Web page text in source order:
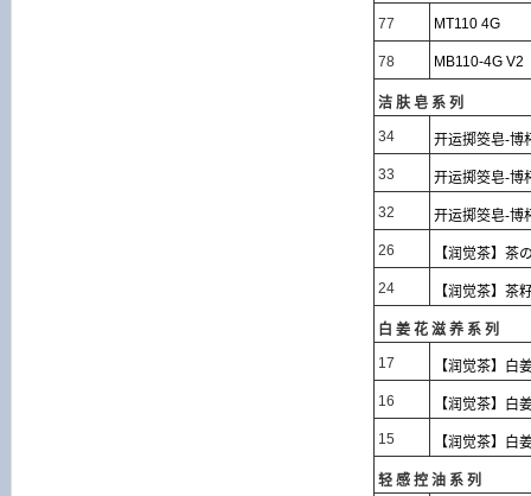
77
MT110 4G
78 MB110-4G V2
洁肤皂系列
34
开运掷筊皂-博
33 开运掷筊皂-博
32 开运掷筊皂-博
26 【润觉茶】茶
24 【润觉茶】茶
白姜花滋养系列
17
【润觉茶】白
16 【润觉茶】白
15 【润觉茶】白
轻感控油系列